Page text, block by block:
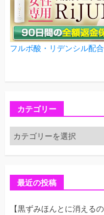
フルボ酸・リデンシル配
カテゴリー
カ
テ
ゴ
最近の投稿
【黒ずみほんとに消える